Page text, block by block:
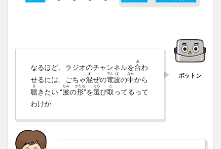
なるほど、ラジオのチャンネルを合
あ
わ
せるには、ごちゃ混
ま
ぜの電
でん
波
ぱ
の中
なか
から
聴
き
きたい “波
なみ
の形
かたち
”を選
えら
び取
と
ってるって
わけか